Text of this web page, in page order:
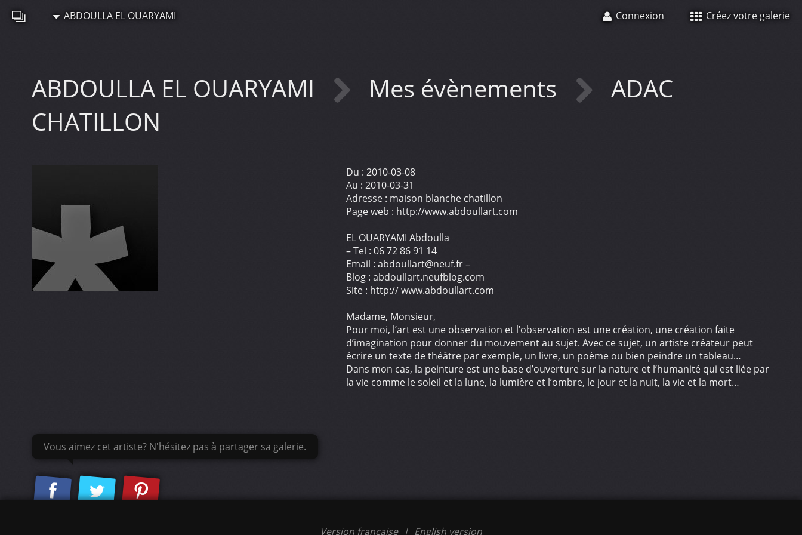
ABDOULLA EL OUARYAMI Connexion Créez votre galerie
ABDOULLA EL OUARYAMI Mes évènements
ADAC
CHATILLON
Du : 2010-03-08
Au : 2010-03-31
Adresse : maison blanche chatillon
Page web : http://www.abdoullart.com
EL OUARYAMI Abdoulla
– Tel : 06 72 86 91 14
Email : abdoullart@neuf.fr –
Blog : abdoullart.neufblog.com
Site : http:// www.abdoullart.com
Madame, Monsieur,
Pour moi, l’art est une observation et l’observation est une création, une création faite
d’imagination pour donner du mouvement au sujet. Avec ce sujet, un artiste créateur peut
écrire un texte de théâtre par exemple, un livre, un poème ou bien peindre un tableau…
Dans mon cas, la peinture est une base d’ouverture sur la nature et l’humanité qui est liée par
la vie comme le soleil et la lune, la lumière et l’ombre, le jour et la nuit, la vie et la mort…
Vous aimez cet artiste? N'hésitez pas à partager sa galerie.
Version française | English version